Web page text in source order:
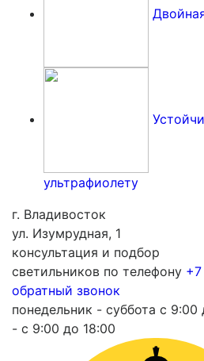
ультрафиолету
г. Владивосток
ул. Изумрудная, 1
консультация и подбор
светильников по телефону
обратный звонок
понедельник - суббота с 9:00
- с 9:00 до 18:00